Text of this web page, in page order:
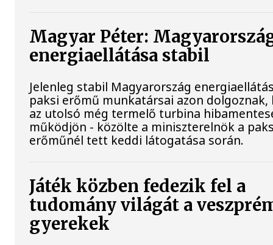
Magyar Péter:
energiaellátása stabil
Jelenleg stabil Magyarország
paksi erőmű munkatársai azon dolgoznak,
az utolsó még termelő turbina
működjön - közölte a miniszterelnök a
erőműnél tett keddi látogatása során.
Játék közben fedezik fel a
tudomány világát a
gyerekek